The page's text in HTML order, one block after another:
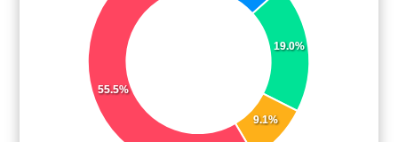
19.0%
9.1%
55.5%